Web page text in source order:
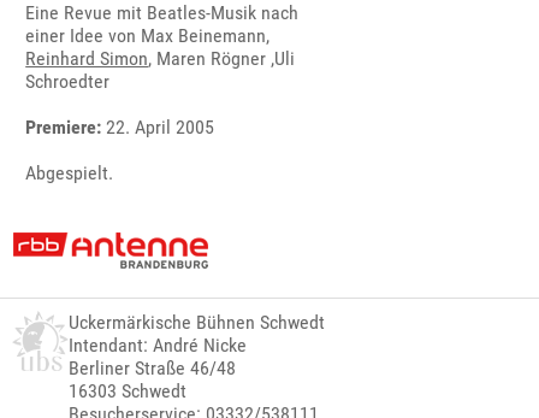
Eine Revue mit Beatles-Musik nach
einer Idee von Max Beinemann,
Reinhard Simon, Maren Rögner ,Uli
Schroedter
Premiere: 22. April 2005
Abgespielt.
Uckermärkische Bühnen Schwedt
Intendant: André Nicke
Berliner Straße 46/48
16303 Schwedt